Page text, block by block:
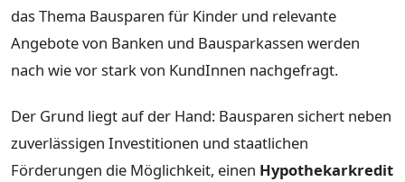
das Thema Bausparen für Kinder und relevante
Angebote von Banken und Bausparkassen werden
nach wie vor stark von KundInnen nachgefragt.
Der Grund liegt auf der Hand: Bausparen sichert neben
zuverlässigen Investitionen und staatlichen
Förderungen die Möglichkeit, einen Hypothekarkredit